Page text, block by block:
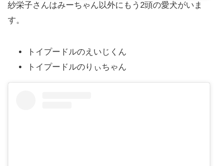
紗栄子さんはみーちゃん以外にもう2頭の愛犬がいま
す。
トイプードルのえいじくん
トイプードルのりぃちゃん